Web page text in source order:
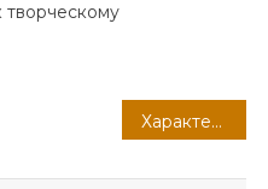
творческому
Характерные отличия фурункула от других заболеваний